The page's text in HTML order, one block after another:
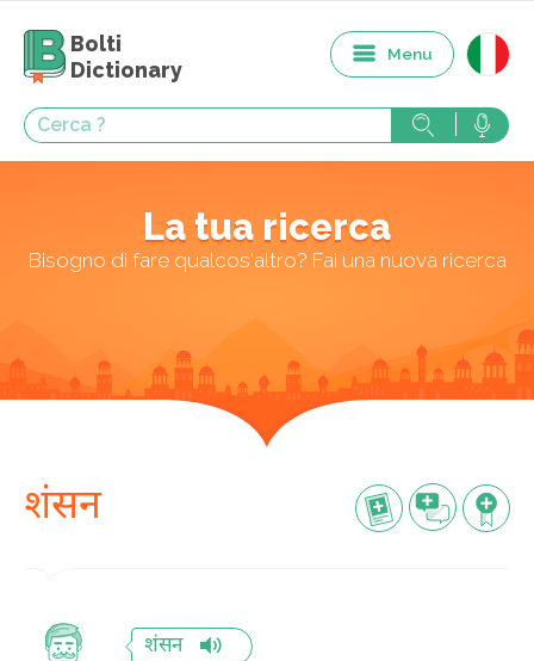
Bolti
Dictionary
Menu
La tua ricerca
Bisogno di fare qualcos'altro? Fai una nuova ricerca
शंसन
शंसन